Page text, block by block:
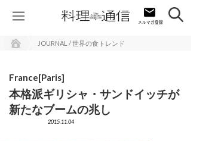
JOURNAL / 世界の食トレンド
France[Paris]
本格派ギリシャ・サンドイッチが
新たなブームの兆し
2015.11.04